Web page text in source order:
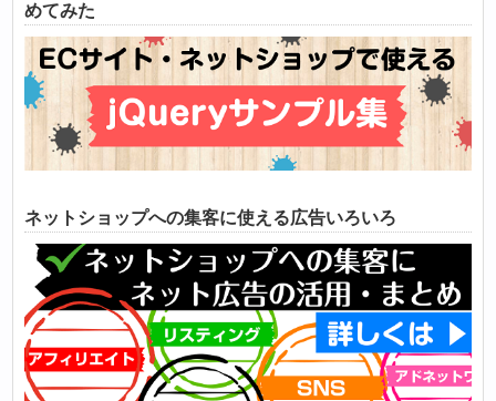
めてみた
ネットショップへの集客に使える広告いろいろ